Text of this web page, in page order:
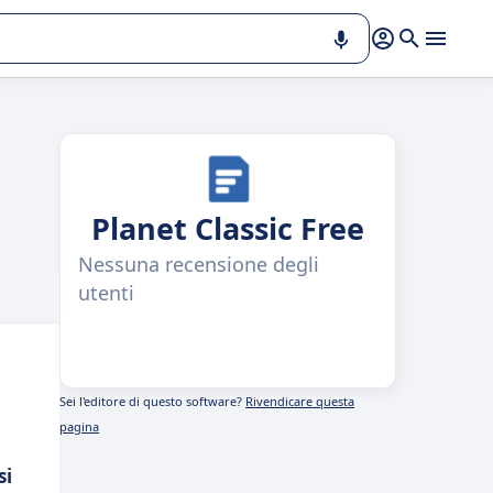
Planet Classic Free
Nessuna recensione degli
utenti
Sei l'editore di questo software? Rivendicare questa
pagina